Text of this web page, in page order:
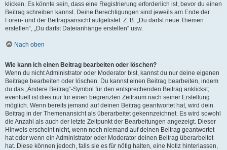
klicken. Es könnte sein, dass eine Registrierung erforderlich ist, bevor du einen
Beitrag schreiben kannst. Deine Berechtigungen sind jeweils am Ende der
Foren- und der Beitragsansicht aufgelistet. Z. B. „Du darfst neue Themen
erstellen“, „Du darfst Dateianhänge erstellen“ usw.
Nach oben
Wie kann ich einen Beitrag bearbeiten oder löschen?
Wenn du nicht Administrator oder Moderator bist, kannst du nur deine eigenen
Beiträge bearbeiten oder löschen. Du kannst einen Beitrag bearbeiten, indem
du das „Ändere Beitrag“-Symbol für den entsprechenden Beitrag anklickst;
eventuell ist dies nur für einen begrenzten Zeitraum nach seiner Erstellung
möglich. Wenn bereits jemand auf deinen Beitrag geantwortet hat, wird dein
Beitrag in der Themenansicht als überarbeitet gekennzeichnet. Es wird sowohl
die Anzahl als auch der letzte Zeitpunkt der Bearbeitungen angezeigt. Dieser
Hinweis erscheint nicht, wenn noch niemand auf deinen Beitrag geantwortet
hat oder wenn ein Administrator oder Moderator deinen Beitrag überarbeitet
hat. Diese können jedoch, falls sie es für nötig halten, eine Notiz hinterlassen,